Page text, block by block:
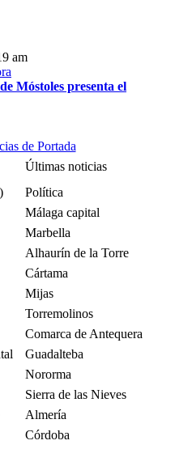
am
Móstoles presenta el
de Portada
Últimas noticias
Política
Málaga capital
Marbella
Alhaurín de la Torre
Cártama
Mijas
Torremolinos
Comarca de Antequera
Guadalteba
Nororma
Sierra de las Nieves
Almería
Córdoba